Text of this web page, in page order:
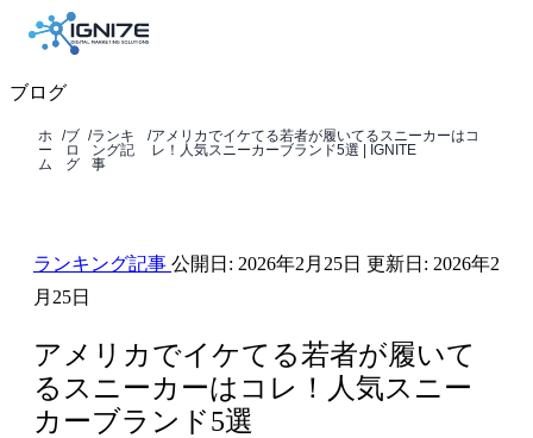
ブログ
ホ
ー
ム
/ブ
ロ
グ
/ランキ
ング記
事
/アメリカでイケてる若者が履いてるスニーカーはコ
レ！人気スニーカーブランド5選 | IGNITE
ランキング記事 公開日: 2026年2月25日 更新日: 2026年2
月25日
アメリカでイケてる若者が履いて
るスニーカーはコレ！人気スニー
カーブランド5選